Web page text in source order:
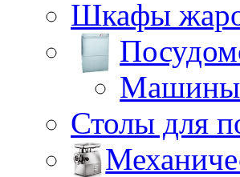
Шкафы
Машины
Столы для